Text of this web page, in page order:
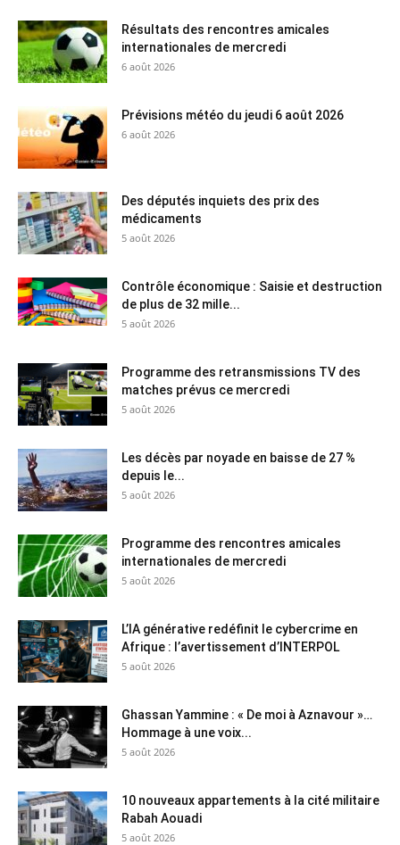
Résultats des rencontres amicales
internationales de mercredi
6 août 2026
Prévisions météo du jeudi 6 août 2026
6 août 2026
Des députés inquiets des prix des
médicaments
5 août 2026
Contrôle économique : Saisie et destruction
de plus de 32 mille...
5 août 2026
Programme des retransmissions TV des
matches prévus ce mercredi
5 août 2026
Les décès par noyade en baisse de 27 %
depuis le...
5 août 2026
Programme des rencontres amicales
internationales de mercredi
5 août 2026
L’IA générative redéfinit le cybercrime en
Afrique : l’avertissement d’INTERPOL
5 août 2026
Ghassan Yammine : « De moi à Aznavour »…
Hommage à une voix...
5 août 2026
10 nouveaux appartements à la cité militaire
Rabah Aouadi
5 août 2026